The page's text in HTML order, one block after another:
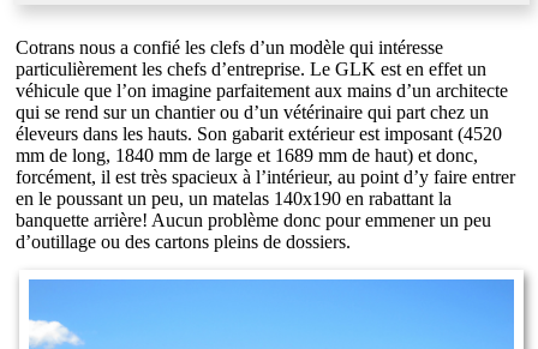
Cotrans nous a confié les clefs d’un modèle qui intéresse
particulièrement les chefs d’entreprise. Le GLK est en effet un
véhicule que l’on imagine parfaitement aux mains d’un architecte
qui se rend sur un chantier ou d’un vétérinaire qui part chez un
éleveurs dans les hauts. Son gabarit extérieur est imposant (4520
mm de long, 1840 mm de large et 1689 mm de haut) et donc,
forcément, il est très spacieux à l’intérieur, au point d’y faire entrer
en le poussant un peu, un matelas 140x190 en rabattant la
banquette arrière! Aucun problème donc pour emmener un peu
d’outillage ou des cartons pleins de dossiers.